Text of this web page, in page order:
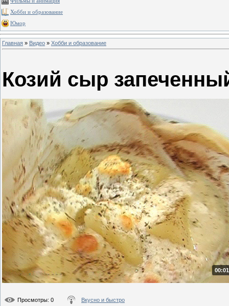
Хобби и образование
Юмор
Главная » Видео » Хобби и образование
Козий сыр
Просмотры: 0 Вкусно и быстро